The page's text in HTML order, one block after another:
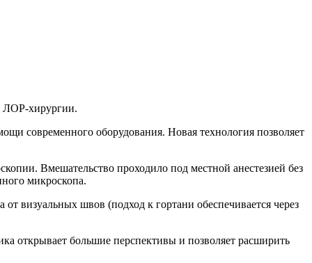
ЛОР-хирургии.
современного оборудования. Новая технология позволяет
Вмешательство проходило под местной анестезией без
микроскопа.
визуальных швов (подход к гортани обеспечивается через
большие перспективы и позволяет расширить